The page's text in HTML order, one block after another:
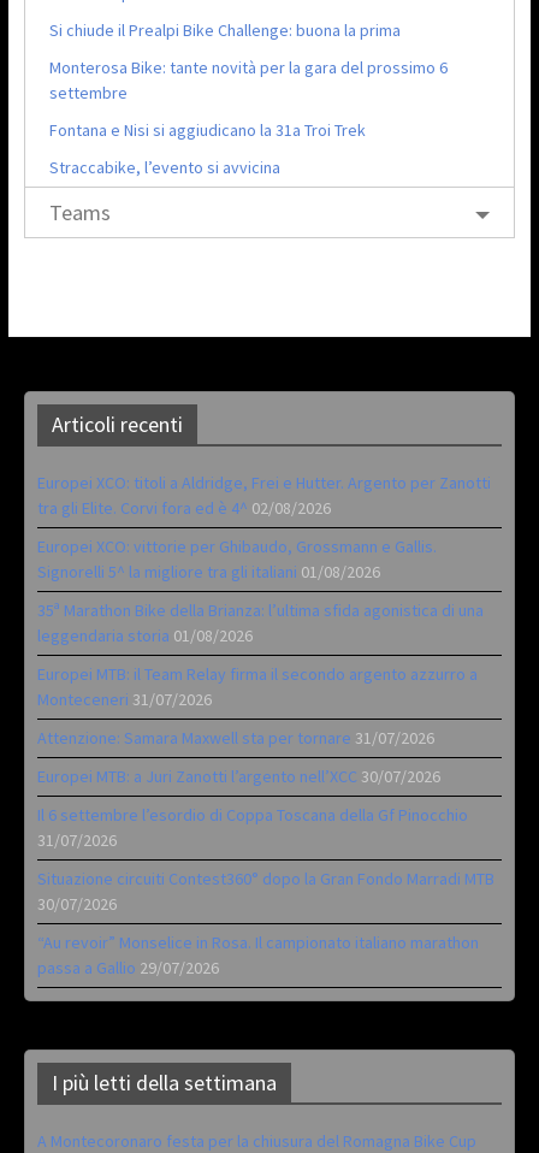
Si chiude il Prealpi Bike Challenge: buona la prima
Monterosa Bike: tante novità per la gara del prossimo 6
settembre
Fontana e Nisi si aggiudicano la 31a Troi Trek
Straccabike, l’evento si avvicina
Teams
Articoli recenti
Europei XCO: titoli a Aldridge, Frei e Hutter. Argento per Zanotti
tra gli Elite. Corvi fora ed è 4^ 02/08/2026
Europei XCO: vittorie per Ghibaudo, Grossmann e Gallis.
Signorelli 5^ la migliore tra gli italiani 01/08/2026
35ª Marathon Bike della Brianza: l’ultima sfida agonistica di una
leggendaria storia 01/08/2026
Europei MTB: il Team Relay firma il secondo argento azzurro a
Monteceneri 31/07/2026
Attenzione: Samara Maxwell sta per tornare 31/07/2026
Europei MTB: a Juri Zanotti l’argento nell’XCC 30/07/2026
Il 6 settembre l’esordio di Coppa Toscana della Gf Pinocchio
31/07/2026
Situazione circuiti Contest360° dopo la Gran Fondo Marradi MTB
30/07/2026
“Au revoir” Monselice in Rosa. Il campionato italiano marathon
passa a Gallio 29/07/2026
I più letti della settimana
A Montecoronaro festa per la chiusura del Romagna Bike Cup